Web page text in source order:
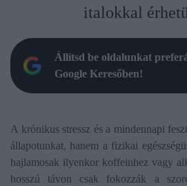
italokkal
Állítsd be oldalunkat
Google Keresőben!
A krónikus stressz és a mindennapi
állapotunkat, hanem a fizikai
hajlamosak ilyenkor koffeinhez vagy
hosszú távon csak fokozzák a